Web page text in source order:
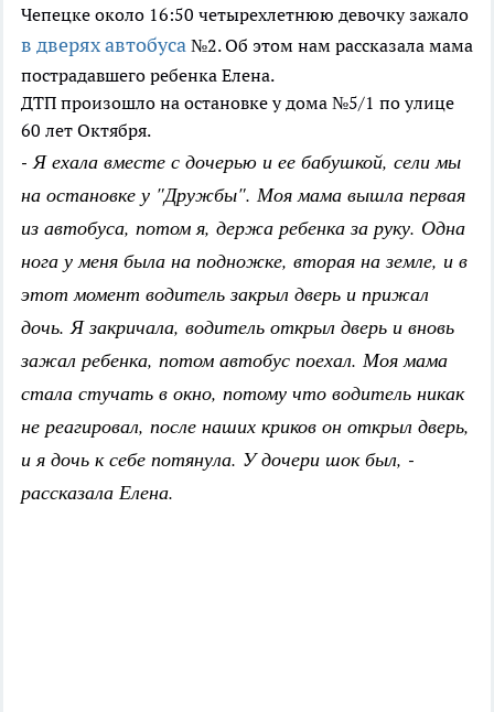
Чепецке около 16:50 четырехлетнюю девочку зажало
в дверях автобуса №2. Об этом нам рассказала мама
пострадавшего ребенка Елена.
ДТП произошло на остановке у дома №5/1 по улице
60 лет Октября.
- Я ехала вместе с дочерью и ее бабушкой, сели мы
на остановке у "Дружбы". Моя мама вышла первая
из автобуса, потом я, держа ребенка за руку. Одна
нога у меня была на подножке, вторая на земле, и в
этот момент водитель закрыл дверь и прижал
дочь. Я закричала, водитель открыл дверь и вновь
зажал ребенка, потом автобус поехал. Моя мама
стала стучать в окно, потому что водитель никак
не реагировал, после наших криков он открыл дверь,
и я дочь к себе потянула. У дочери шок был, -
рассказала Елена.